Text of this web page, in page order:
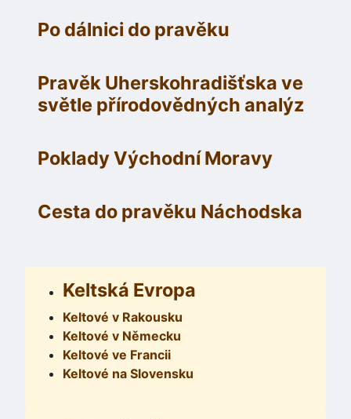
Po dálnici do pravěku
Pravěk Uherskohradišťska ve
světle přírodovědných analýz
Poklady Východní Moravy
Cesta do pravěku Náchodska
Keltská Evropa
Keltové v Rakousku
Keltové v Německu
Keltové ve Francii
Keltové na Slovensku